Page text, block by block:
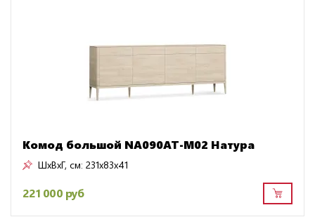
Комод большой NA090AT-M02 Натура
ШxВxГ, см: 231x83x41
221 000 руб